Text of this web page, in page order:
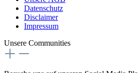
Datenschutz
Disclaimer
Impressum
Unsere Communities